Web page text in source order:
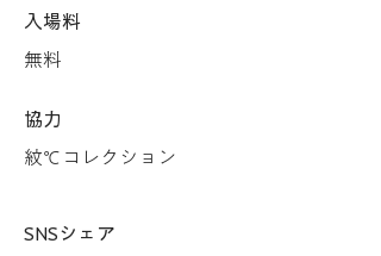
入場料
無料
協力​
紋℃コレクション
​​SNSシェア